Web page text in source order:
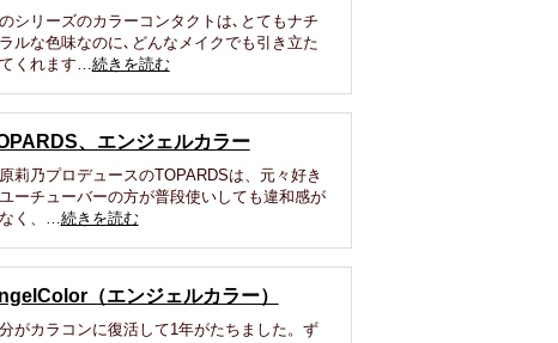
シリーズのカラーコンタクトは､とてもナチ
ルな色味なのに､どんなメイクでも引き立た
くれます…続きを読む
、エンジェルカラー
莉乃プロデュースのTOPARDSは、元々好き
ーチューバーの方が普段使いしても違和感が
く、…続きを読む
（エンジェルカラー）
がカラコンに復活して1年がたちました。ず